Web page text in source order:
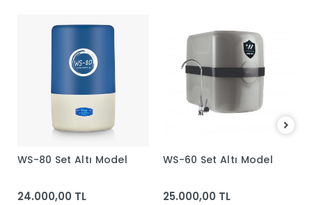
WS-80 Set Altı Model
24.000,00 TL
WS-60 Set Altı Model
25.000,00 TL